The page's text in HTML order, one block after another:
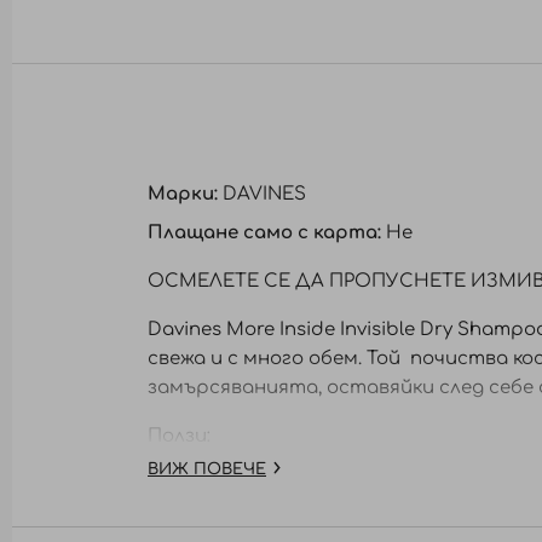
Марки: DAVINES
Плащане само с карта: Не
ОСМЕЛЕТЕ СЕ ДА ПРОПУСНЕТЕ
Davines More Inside Invisible Dry
свежа и с много обем. Той почиства
замърсяванията, оставяйки след
Ползи:
• Увеличава обема от корена до
ВИЖ ПОВЕЧЕ